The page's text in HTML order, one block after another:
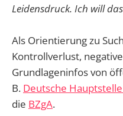
Leidensdruck. Ich will
Als Orientierung zu
Kontrollverlust,
Grundlageninfos von
B. Deutsche
die BZgA.